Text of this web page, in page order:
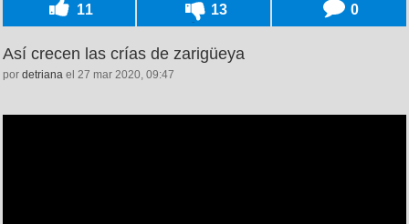
11 13 0
Así crecen las crías de zarigüeya
por detriana el 27 mar 2020, 09:47